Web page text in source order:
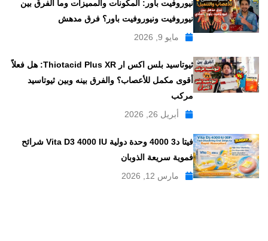
نيوروفيت باور: المكونات والمميزات وما الفرق بين
نيوروفيت ونيوروفيت باور؟ فرق مدهش
مايو 9, 2026
ثيوتاسيد بلس اكس ار Thiotacid Plus XR: هل فعلاً
أقوى مكمل للأعصاب؟ والفرق بينه وبين ثيوتاسيد
مركب
أبريل 26, 2026
فيتا د3 4000 وحدة دولية Vita D3 4000 IU شرائح
فموية سريعة الذوبان
مارس 12, 2026